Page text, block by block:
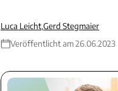
Luca Leicht,Gerd Stegmaier
Veröffentlicht am 26.06.2023